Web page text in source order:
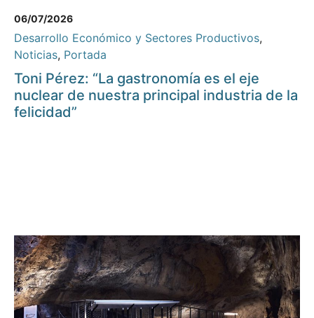
06/07/2026
Desarrollo Económico y Sectores Productivos,
Noticias, Portada
Toni Pérez: “La gastronomía es el eje
nuclear de nuestra principal industria de la
felicidad”